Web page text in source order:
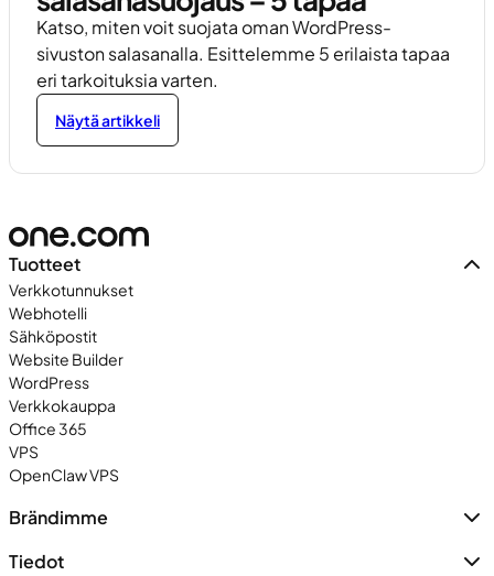
Katso, miten voit suojata oman WordPress-
sivuston salasanalla. Esittelemme 5 erilaista tapaa
eri tarkoituksia varten.
Näytä artikkeli
Tuotteet
Verkkotunnukset
Webhotelli
Sähköpostit
Website Builder
WordPress
Verkkokauppa
Office 365
VPS
OpenClaw VPS
Brändimme
Tiedot